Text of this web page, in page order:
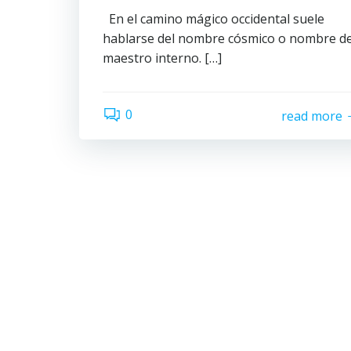
En el camino mágico occidental suele
hablarse del nombre cósmico o nombre
maestro interno. […]
0 read more